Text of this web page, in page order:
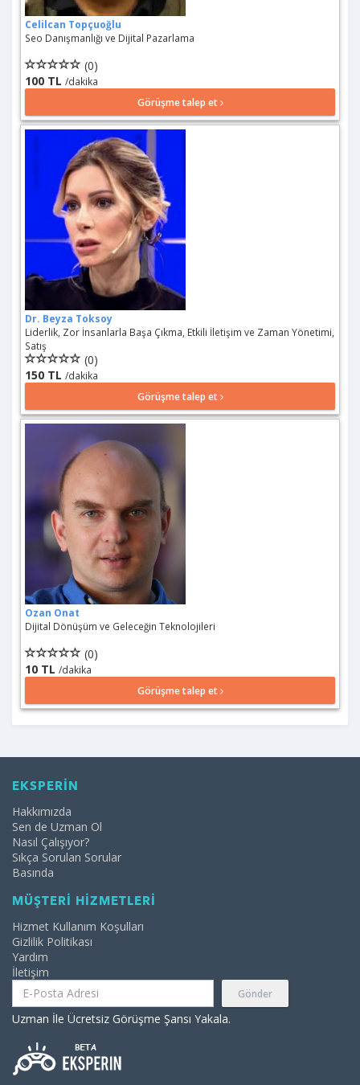
Celilcan Topçuoğlu
Seo Danışmanlığı ve Dijital Pazarlama
(0)
100 TL /dakika
Görüşme talep et
Dr. Beyza Toksoy
Liderlik, Zor İnsanlarla Başa Çıkma, Etkili İletişim ve Zaman Yönetimi,
Satış
(0)
150 TL /dakika
Görüşme talep et
Ozan Onat
Dijital Dönüşüm ve Geleceğin Teknolojileri
(0)
10 TL /dakika
Görüşme talep et
EKSPERİN
Hakkımızda
Sen de Uzman Ol
Nasıl Çalışıyor?
Sıkça Sorulan Sorular
Basında
MÜŞTERİ HİZMETLERİ
Hizmet Kullanım Koşulları
Gizlilik Politikası
Yardım
İletişim
Gönder
Uzman İle Ücretsiz Görüşme Şansı Yakala.